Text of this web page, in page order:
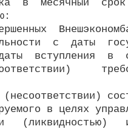
с  даты
вступления  в
в целях
(ликвидностью)